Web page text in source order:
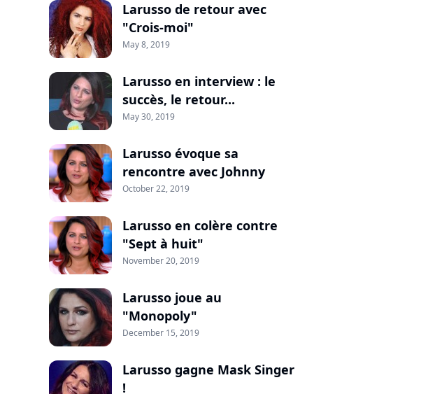
Larusso de retour avec
"Crois-moi"
May 8, 2019
Larusso en interview : le
succès, le retour...
May 30, 2019
Larusso évoque sa
rencontre avec Johnny
October 22, 2019
Larusso en colère contre
"Sept à huit"
November 20, 2019
Larusso joue au
"Monopoly"
December 15, 2019
Larusso gagne Mask Singer
!